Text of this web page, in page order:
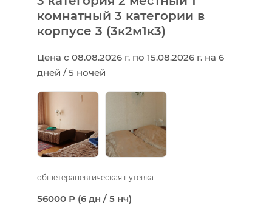
комнатный 3 категории в
корпусе 3 (3к2м1к3)
Цена с 08.08.2026 г. по 15.08.2026 г. на 6
дней / 5 ночей
общетерапевтическая путевка
56000 Р (6 дн / 5 нч)